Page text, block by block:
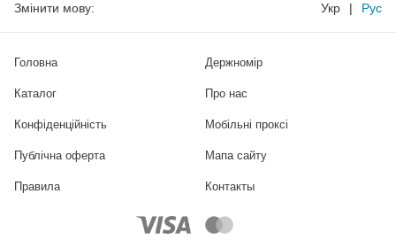
Змінити мову: Укр | Рус
Головна
Каталог
Держномір
Про нас
Конфіденційність Мобільні проксі
Публічна оферта Мапа сайту
Правила Контакты